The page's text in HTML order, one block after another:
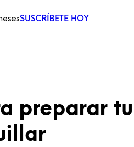
SUSCRÍBETE HOY
preparar tu